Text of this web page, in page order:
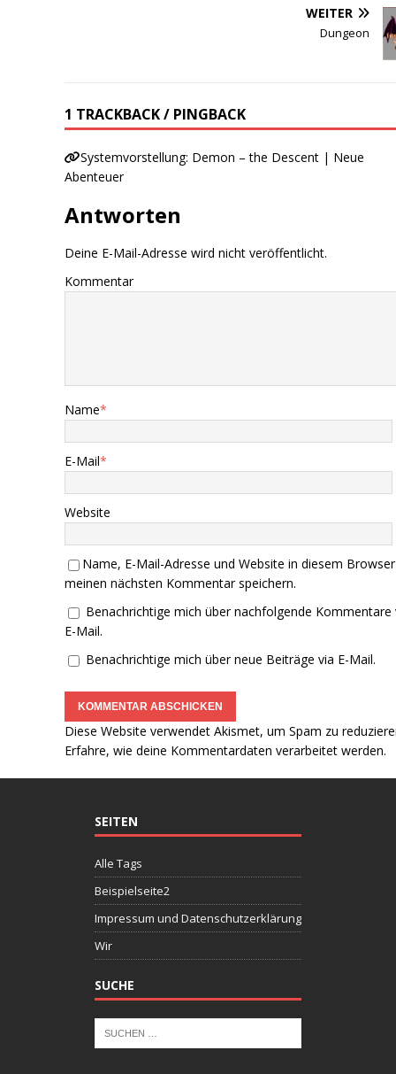
WEITER
Dungeon
1 TRACKBACK / PINGBACK
Systemvorstellung: Demon – the Descent | Neue
Abenteuer
Antworten
Deine E-Mail-Adresse wird nicht veröffentlicht.
Kommentar
Name*
E-Mail*
Website
Name, E-Mail-Adresse und Website in diesem
meinen nächsten Kommentar speichern.
Benachrichtige mich über nachfolgende Kommentare
E-Mail.
Benachrichtige mich über neue Beiträge via E-Mail.
Diese Website verwendet Akismet, um Spam zu
Erfahre, wie deine Kommentardaten verarbeitet werden.
SEITEN
Alle Tags
Beispielseite2
Impressum und Datenschutzerklärung
Wir
SUCHE